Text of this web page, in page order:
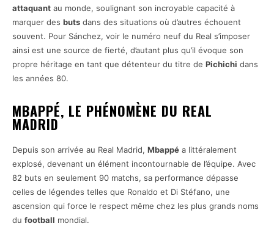
attaquant au monde, soulignant son incroyable capacité à
marquer des buts dans des situations où d’autres échouent
souvent. Pour Sánchez, voir le numéro neuf du Real s’imposer
ainsi est une source de fierté, d’autant plus qu’il évoque son
propre héritage en tant que détenteur du titre de Pichichi dans
les années 80.
MBAPPÉ, LE PHÉNOMÈNE DU REAL
MADRID
Depuis son arrivée au Real Madrid, Mbappé a littéralement
explosé, devenant un élément incontournable de l’équipe. Avec
82 buts en seulement 90 matchs, sa performance dépasse
celles de légendes telles que Ronaldo et Di Stéfano, une
ascension qui force le respect même chez les plus grands noms
du football mondial.